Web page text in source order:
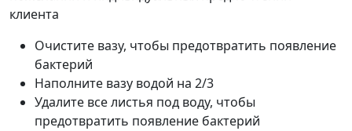
клиента
Очистите вазу, чтобы предотвратить появление
бактерий
Наполните вазу водой на 2/3
Удалите все листья под воду, чтобы
предотвратить появление бактерий